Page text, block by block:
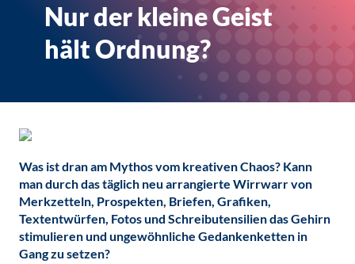
Nur der kleine Geist
hält Ordnung?
Was ist dran am Mythos vom kreativen Chaos? Kann
man durch das täglich neu arrangierte Wirrwarr von
Merkzetteln, Prospekten, Briefen, Grafiken,
Textentwürfen, Fotos und Schreibutensilien das Gehirn
stimulieren und ungewöhnliche Gedankenketten in
Gang zu setzen?